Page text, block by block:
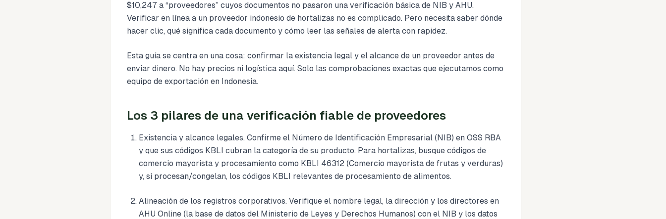
$10,247 a “proveedores” cuyos documentos no pasaron una verificación básica de NIB y AHU.
Verificar en línea a un proveedor indonesio de hortalizas no es complicado. Pero necesita saber dónde
hacer clic, qué significa cada documento y cómo leer las señales de alerta con rapidez.
Esta guía se centra en una cosa: confirmar la existencia legal y el alcance de un proveedor antes de
enviar dinero. No hay precios ni logística aquí. Solo las comprobaciones exactas que ejecutamos como
equipo de exportación en Indonesia.
Los 3 pilares de una verificación fiable de proveedores
Existencia y alcance legales. Confirme el Número de Identificación Empresarial (NIB) en OSS RBA
y que sus códigos KBLI cubran la categoría de su producto. Para hortalizas, busque códigos de
comercio mayorista y procesamiento como KBLI 46312 (Comercio mayorista de frutas y verduras)
y, si procesan/congelan, los códigos KBLI relevantes de procesamiento de alimentos.
Alineación de los registros corporativos. Verifique el nombre legal, la dirección y los directores en
AHU Online (la base de datos del Ministerio de Leyes y Derechos Humanos) con el NIB y los datos